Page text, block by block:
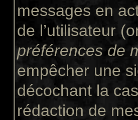
messages en
de l’utilisateur
préférences de
empêcher une
décochant la
rédaction de